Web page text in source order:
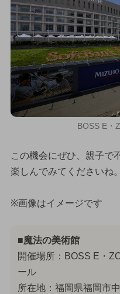
BOSS E・
この機会にぜひ、親子で
楽しんでみてくださいね。
※画像はイメージです
■魔法の美術館
開催場所：BOSS E・
ール
所在地：福岡県福岡市